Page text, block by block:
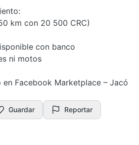
km con 20 500 CRC)
con banco
ni motos
Facebook Marketplace – Jacó
Guardar Reportar